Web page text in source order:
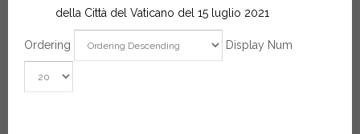
della Città del Vaticano del 15 luglio 2021
Ordering Display Num